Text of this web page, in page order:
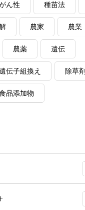
ん性 種苗法
農家 農業
農薬 遺伝
伝子組換え 除草剤
品添加物